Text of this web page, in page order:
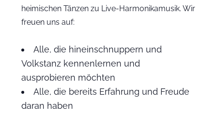
heimischen Tänzen zu Live-Harmonikamusik. Wir
freuen uns auf:
Alle, die hineinschnuppern und
Volkstanz kennenlernen und
ausprobieren möchten
Alle, die bereits Erfahrung und Freude
daran haben